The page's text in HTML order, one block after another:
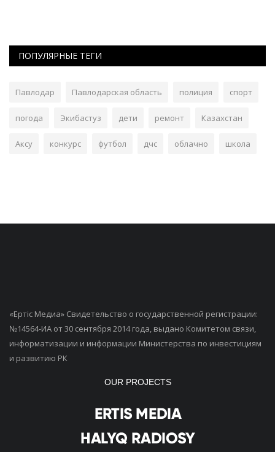
ПОПУЛЯРНЫЕ ТЕГИ
Павлодар Павлодарская область полиция спорт
погода Экибастуз дети ремонт Казахстан
Аксу конкурс футбол дчс облачно школа
«Ертiс Медиа» Свидетельство о государственной регистрации:
№14564-ИА от 30 сентября 2014 года, выдано Комитетом связи,
информатизации и информации Министерства по инвестициям
и развитию РК
OUR PROJECTS